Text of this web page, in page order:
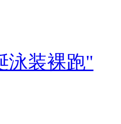
泳装裸跑"